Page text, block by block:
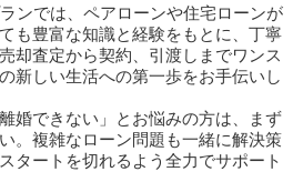
ンでは、ペアローンや住宅ローンが
も豊富な知識と経験をもとに、丁寧
却査定から契約、引渡しまでワンス
新しい生活への第一歩をお手伝いし
婚できない」とお悩みの方は、まず
。複雑なローン問題も一緒に解決策
タートを切れるよう全力でサポート